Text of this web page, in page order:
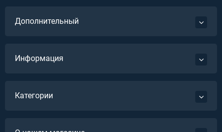
Дополнительный
Информация
Категории